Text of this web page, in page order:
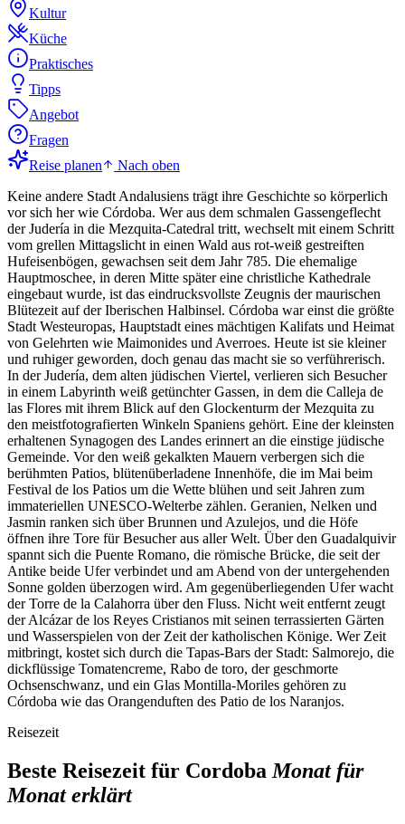
Kultur
Küche
Praktisches
Tipps
Angebot
Fragen
Reise planen
Nach oben
Keine andere Stadt Andalusiens trägt ihre Geschichte so körperlich
vor sich her wie Córdoba. Wer aus dem schmalen Gassengeflecht
der Judería in die Mezquita-Catedral tritt, wechselt mit einem Schritt
vom grellen Mittagslicht in einen Wald aus rot-weiß gestreiften
Hufeisenbögen, gewachsen seit dem Jahr 785. Die ehemalige
Hauptmoschee, in deren Mitte später eine christliche Kathedrale
eingebaut wurde, ist das eindrucksvollste Zeugnis der maurischen
Blütezeit auf der Iberischen Halbinsel. Córdoba war einst die größte
Stadt Westeuropas, Hauptstadt eines mächtigen Kalifats und Heimat
von Gelehrten wie Maimonides und Averroes. Heute ist sie kleiner
und ruhiger geworden, doch genau das macht sie so verführerisch.
In der Judería, dem alten jüdischen Viertel, verlieren sich Besucher
in einem Labyrinth weiß getünchter Gassen, in dem die Calleja de
las Flores mit ihrem Blick auf den Glockenturm der Mezquita zu
den meistfotografierten Winkeln Spaniens gehört. Eine der kleinsten
erhaltenen Synagogen des Landes erinnert an die einstige jüdische
Gemeinde. Vor den weiß gekalkten Mauern verbergen sich die
berühmten Patios, blütenüberladene Innenhöfe, die im Mai beim
Festival de los Patios um die Wette blühen und seit Jahren zum
immateriellen UNESCO-Welterbe zählen. Geranien, Nelken und
Jasmin ranken sich über Brunnen und Azulejos, und die Höfe
öffnen ihre Tore für Besucher aus aller Welt. Über den Guadalquivir
spannt sich die Puente Romano, die römische Brücke, die seit der
Antike beide Ufer verbindet und am Abend von der untergehenden
Sonne golden überzogen wird. Am gegenüberliegenden Ufer wacht
der Torre de la Calahorra über den Fluss. Nicht weit entfernt zeugt
der Alcázar de los Reyes Cristianos mit seinen terrassierten Gärten
und Wasserspielen von der Zeit der katholischen Könige. Wer Zeit
mitbringt, kostet sich durch die Tapas-Bars der Stadt: Salmorejo, die
dickflüssige Tomatencreme, Rabo de toro, der geschmorte
Ochsenschwanz, und ein Glas Montilla-Moriles gehören zu
Córdoba wie das Orangenduften des Patio de los Naranjos.
Reisezeit
Beste Reisezeit für Cordoba Monat für
Monat erklärt